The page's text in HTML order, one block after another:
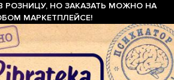
РОЗНИЦУ, НО ЗАКАЗАТЬ МОЖНО НА
МАРКЕТПЛЕЙСЕ!